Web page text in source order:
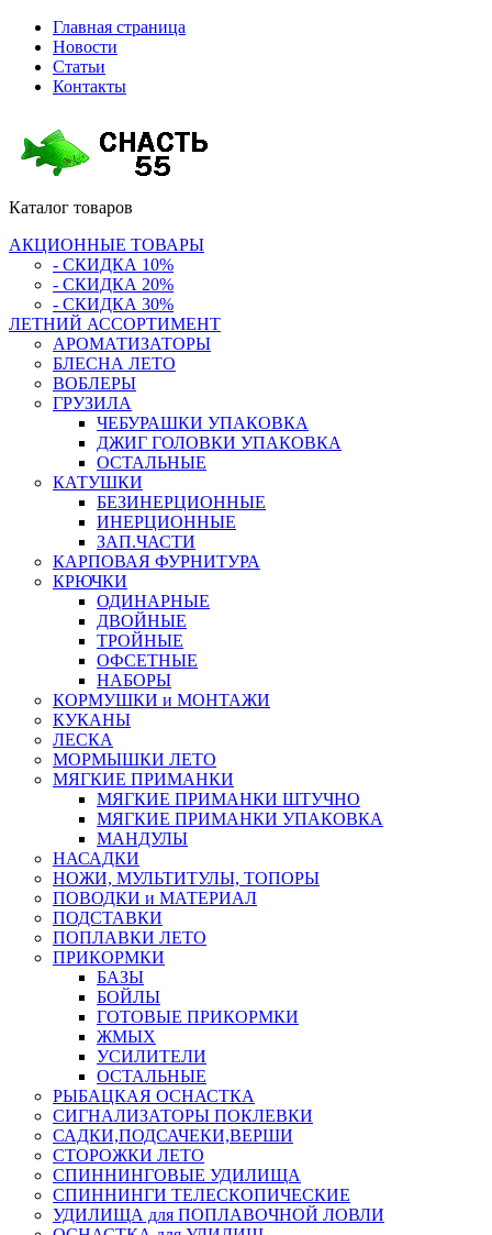
Главная страница
Новости
Статьи
Контакты
Каталог товаров
АКЦИОННЫЕ ТОВАРЫ
- СКИДКА 10%
- СКИДКА 20%
- СКИДКА 30%
ЛЕТНИЙ АССОРТИМЕНТ
АРОМАТИЗАТОРЫ
БЛЕСНА ЛЕТО
ВОБЛЕРЫ
ГРУЗИЛА
ЧЕБУРАШКИ УПАКОВКА
ДЖИГ ГОЛОВКИ УПАКОВКА
ОСТАЛЬНЫЕ
КАТУШКИ
БЕЗИНЕРЦИОННЫЕ
ИНЕРЦИОННЫЕ
ЗАП.ЧАСТИ
КАРПОВАЯ ФУРНИТУРА
КРЮЧКИ
ОДИНАРНЫЕ
ДВОЙНЫЕ
ТРОЙНЫЕ
ОФСЕТНЫЕ
НАБОРЫ
КОРМУШКИ и МОНТАЖИ
КУКАНЫ
ЛЕСКА
МОРМЫШКИ ЛЕТО
МЯГКИЕ ПРИМАНКИ
МЯГКИЕ ПРИМАНКИ ШТУЧНО
МЯГКИЕ ПРИМАНКИ УПАКОВКА
МАНДУЛЫ
НАСАДКИ
НОЖИ, МУЛЬТИТУЛЫ, ТОПОРЫ
ПОВОДКИ и МАТЕРИАЛ
ПОДСТАВКИ
ПОПЛАВКИ ЛЕТО
ПРИКОРМКИ
БАЗЫ
БОЙЛЫ
ГОТОВЫЕ ПРИКОРМКИ
ЖМЫХ
УСИЛИТЕЛИ
ОСТАЛЬНЫЕ
РЫБАЦКАЯ ОСНАСТКА
СИГНАЛИЗАТОРЫ ПОКЛЕВКИ
САДКИ,ПОДСАЧЕКИ,ВЕРШИ
СТОРОЖКИ ЛЕТО
СПИННИНГОВЫЕ УДИЛИЩА
СПИННИНГИ ТЕЛЕСКОПИЧЕСКИЕ
УДИЛИЩА для ПОПЛАВОЧНОЙ ЛОВЛИ